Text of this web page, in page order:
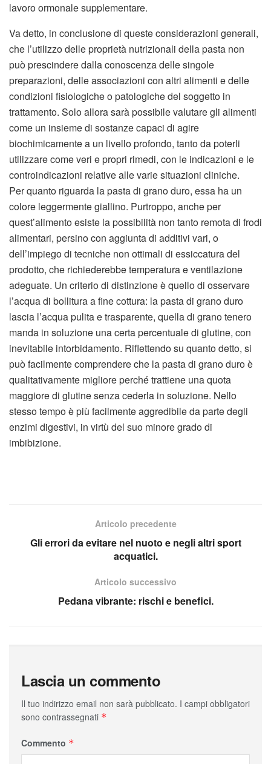
lavoro ormonale supplementare.
Va detto, in conclusione di queste considerazioni generali,
che l’utilizzo delle proprietà nutrizionali della pasta non
può prescindere dalla conoscenza delle singole
preparazioni, delle associazioni con altri alimenti e delle
condizioni fisiologiche o patologiche del soggetto in
trattamento. Solo allora sarà possibile valutare gli alimenti
come un insieme di sostanze capaci di agire
biochimicamente a un livello profondo, tanto da poterli
utilizzare come veri e propri rimedi, con le indicazioni e le
controindicazioni relative alle varie situazioni cliniche.
Per quanto riguarda la pasta di grano duro, essa ha un
colore leggermente giallino. Purtroppo, anche per
quest’alimento esiste la possibilità non tanto remota di frodi
alimentari, persino con aggiunta di additivi vari, o
dell’impiego di tecniche non ottimali di essiccatura del
prodotto, che richiederebbe temperatura e ventilazione
adeguate. Un criterio di distinzione è quello di osservare
l’acqua di bollitura a fine cottura: la pasta di grano duro
lascia l’acqua pulita e trasparente, quella di grano tenero
manda in soluzione una certa percentuale di glutine, con
inevitabile intorbidamento. Riflettendo su quanto detto, si
può facilmente comprendere che la pasta di grano duro è
qualitativamente migliore perché trattiene una quota
maggiore di glutine senza cederla in soluzione. Nello
stesso tempo è più facilmente aggredibile da parte degli
enzimi digestivi, in virtù del suo minore grado di
imbibizione.
Articolo precedente
Gli errori da evitare nel nuoto e negli altri sport
acquatici.
Articolo successivo
Pedana vibrante: rischi e benefici.
Lascia un commento
Il tuo indirizzo email non sarà pubblicato. I campi obbligatori
sono contrassegnati *
Commento *